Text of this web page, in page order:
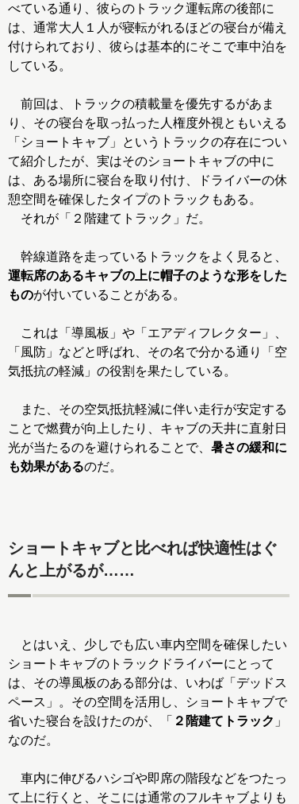
べている通り、彼らのトラック運転席の後部に
は、通常大人１人が寝転がれるほどの寝台が備え
付けられており、彼らは基本的にそこで車中泊を
している。
前回は、トラックの積載量を優先するがあま
り、その寝台を取っ払った人権度外視ともいえる
「ショートキャブ」というトラックの存在につい
て紹介したが、実はそのショートキャブの中に
は、ある場所に寝台を取り付け、ドライバーの休
憩空間を確保したタイプのトラックもある。
それが「２階建てトラック」だ。
幹線道路を走っているトラックをよく見ると、
運転席のあるキャブの上に帽子のような形をした
ものが付いていることがある。
これは「導風板」や「エアディフレクター」、
「風防」などと呼ばれ、その名で分かる通り「空
気抵抗の軽減」の役割を果たしている。
また、その空気抵抗軽減に伴い走行が安定する
ことで燃費が向上したり、キャブの天井に直射日
光が当たるのを避けられることで、 暑さの緩和に
も効果があるのだ。
ショートキャブと比べれば快適性はぐ
んと上がるが……
とはいえ、少しでも広い車内空間を確保したい
ショートキャブのトラックドライバーにとって
は、その導風板のある部分は、いわば「デッドス
ペース」。その空間を活用し、ショートキャブで
省いた寝台を設けたのが、「 ２階建てトラック 」
なのだ。
車内に伸びるハシゴや即席の階段などをつたっ
て上に行くと、そこには通常のフルキャブよりも